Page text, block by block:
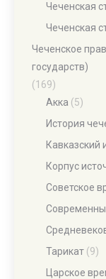
Чеченская
Чеченская
Чеченское
государств)
(169)
Акка (5)
История
Кавказский
Корпус
Советское
Тарикат (9)
Царское